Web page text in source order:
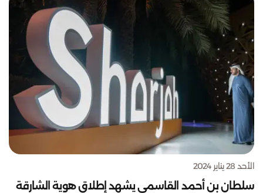
الأحد 28 يناير 2024
سلطان بن أحمد القاسمي يشهد إطلاق هوية الشارقة